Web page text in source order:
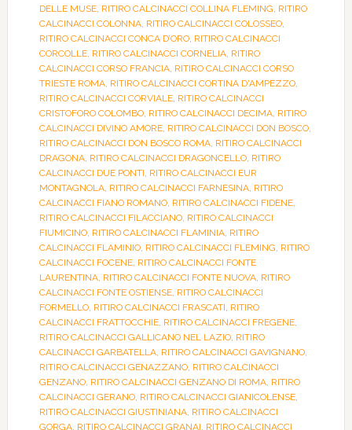
DELLE MUSE, RITIRO CALCINACCI COLLINA FLEMING, RITIRO
CALCINACCI COLONNA, RITIRO CALCINACCI COLOSSEO,
RITIRO CALCINACCI CONCA D’ORO, RITIRO CALCINACCI
CORCOLLE, RITIRO CALCINACCI CORNELIA, RITIRO
CALCINACCI CORSO FRANCIA, RITIRO CALCINACCI CORSO
TRIESTE ROMA, RITIRO CALCINACCI CORTINA D'AMPEZZO,
RITIRO CALCINACCI CORVIALE, RITIRO CALCINACCI
CRISTOFORO COLOMBO, RITIRO CALCINACCI DECIMA, RITIRO
CALCINACCI DIVINO AMORE, RITIRO CALCINACCI DON BOSCO,
RITIRO CALCINACCI DON BOSCO ROMA, RITIRO CALCINACCI
DRAGONA, RITIRO CALCINACCI DRAGONCELLO, RITIRO
CALCINACCI DUE PONTI, RITIRO CALCINACCI EUR
MONTAGNOLA, RITIRO CALCINACCI FARNESINA, RITIRO
CALCINACCI FIANO ROMANO, RITIRO CALCINACCI FIDENE,
RITIRO CALCINACCI FILACCIANO, RITIRO CALCINACCI
FIUMICINO, RITIRO CALCINACCI FLAMINIA, RITIRO
CALCINACCI FLAMINIO, RITIRO CALCINACCI FLEMING, RITIRO
CALCINACCI FOCENE, RITIRO CALCINACCI FONTE
LAURENTINA, RITIRO CALCINACCI FONTE NUOVA, RITIRO
CALCINACCI FONTE OSTIENSE, RITIRO CALCINACCI
FORMELLO, RITIRO CALCINACCI FRASCATI, RITIRO
CALCINACCI FRATTOCCHIE, RITIRO CALCINACCI FREGENE,
RITIRO CALCINACCI GALLICANO NEL LAZIO, RITIRO
CALCINACCI GARBATELLA, RITIRO CALCINACCI GAVIGNANO,
RITIRO CALCINACCI GENAZZANO, RITIRO CALCINACCI
GENZANO, RITIRO CALCINACCI GENZANO DI ROMA, RITIRO
CALCINACCI GERANO, RITIRO CALCINACCI GIANICOLENSE,
RITIRO CALCINACCI GIUSTINIANA, RITIRO CALCINACCI
GORGA, RITIRO CALCINACCI GRANAI, RITIRO CALCINACCI